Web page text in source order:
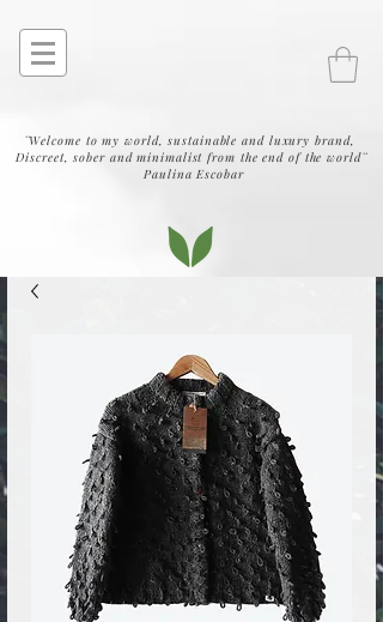
¨Welcome to my world, sustainable and luxury brand,
Discreet, sober and minimalist from the end of the world¨
Paulina Escobar